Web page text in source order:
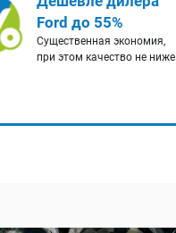
Ford до 55%
Существенная экономия,
при этом качество не ниже